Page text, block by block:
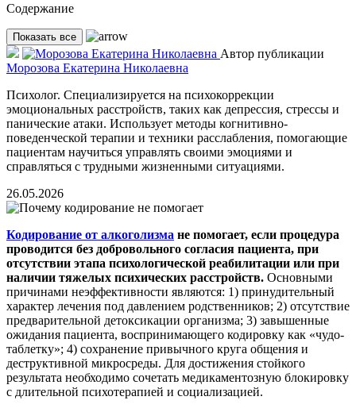
Содержание
Показать все
Автор публикации
Морозова Екатерина Николаевна
Психолог. Специализируется на психокоррекции
эмоциональных расстройств, таких как депрессия, стрессы и
панические атаки. Использует методы когнитивно-
поведенческой терапии и техники расслабления, помогающие
пациентам научиться управлять своими эмоциями и
справляться с трудными жизненными ситуациями.
26.05.2026
Кодирование от алкоголизма не помогает, если процедура
проводится без добровольного согласия пациента, при
отсутствии этапа психологической реабилитации или при
наличии тяжелых психических расстройств. Основными
причинами неэффективности являются: 1) принудительный
характер лечения под давлением родственников; 2) отсутствие
предварительной детоксикации организма; 3) завышенные
ожидания пациента, воспринимающего кодировку как «чудо-
таблетку»; 4) сохранение привычного круга общения и
деструктивной микросреды. Для достижения стойкого
результата необходимо сочетать медикаментозную блокировку
с длительной психотерапией и социализацией.